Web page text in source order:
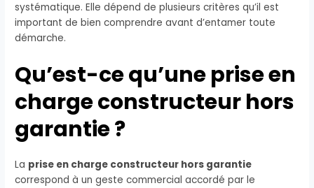
systématique. Elle dépend de plusieurs critères qu’il est
important de bien comprendre avant d’entamer toute
démarche.
Qu’est-ce qu’une prise en
charge constructeur hors
garantie ?
La prise en charge constructeur hors garantie
correspond à un geste commercial accordé par le